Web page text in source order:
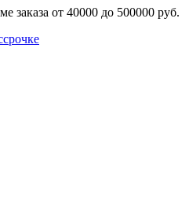
заказа от 40000 до 500000 руб.